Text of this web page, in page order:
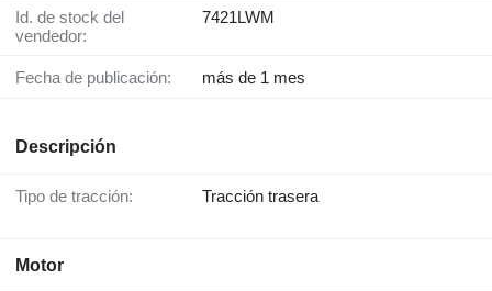
Id. de stock del
vendedor:
7421LWM
Fecha de publicación: más de 1 mes
Descripción
Tipo de tracción: Tracción trasera
Motor